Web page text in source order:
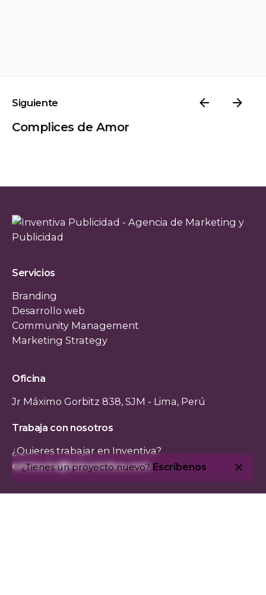
Siguiente
Complices de Amor
Servicios
Branding
Desarrollo web
Community Management
Marketing Strategy
Oficina
Jr Máximo Gorbitz 838, SJM - Lima, Perú
Trabaja con nosotros
¿Quieres trabajar en Inventiva?
contacto@lainventiva.com
¿Tienes un proyecto nuevo? Escríbenos